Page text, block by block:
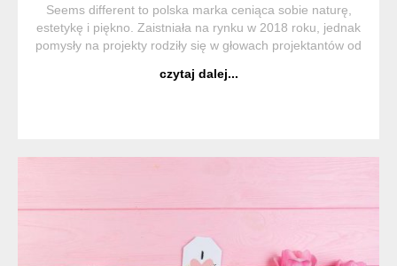
Seems different to polska marka ceniąca sobie naturę,
estetykę i piękno. Zaistniała na rynku w 2018 roku, jednak
pomysły na projekty rodziły się w głowach projektantów od
Ekol...
czytaj dalej...